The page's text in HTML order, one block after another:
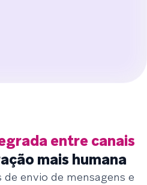
entre canais
mais humana
de envio de mensagens e